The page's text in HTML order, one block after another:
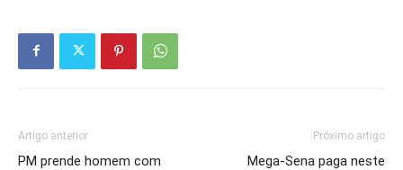
Artigo anterior
PM prende homem com
Próximo artigo
Mega-Sena paga neste